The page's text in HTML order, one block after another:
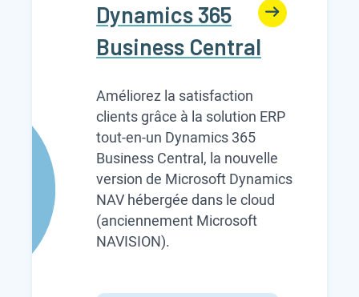
Dynamics 365
Business Central
Améliorez la satisfaction
clients grâce à la solution ERP
tout-en-un Dynamics 365
Business Central, la nouvelle
version de Microsoft Dynamics
NAV hébergée dans le cloud
(anciennement Microsoft
NAVISION).